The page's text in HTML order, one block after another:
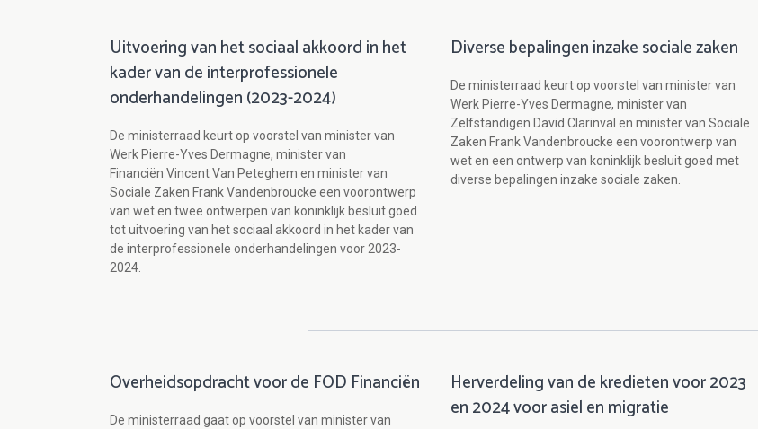
Uitvoering van het sociaal akkoord in het
kader van de interprofessionele
onderhandelingen (2023-2024)
De ministerraad keurt op voorstel van minister van
Werk Pierre-Yves Dermagne, minister van
Financiën Vincent Van Peteghem en minister van
Sociale Zaken Frank Vandenbroucke een voorontwerp
van wet en twee ontwerpen van koninklijk besluit goed
tot uitvoering van het sociaal akkoord in het kader van
de interprofessionele onderhandelingen voor 2023-
2024.
Diverse bepalingen inzake sociale zaken
De ministerraad keurt op voorstel van minister van
Werk Pierre-Yves Dermagne, minister van
Zelfstandigen David Clarinval en minister van Sociale
Zaken Frank Vandenbroucke een voorontwerp van
wet en een ontwerp van koninklijk besluit goed met
diverse bepalingen inzake sociale zaken.
Overheidsopdracht voor de FOD Financiën
De ministerraad gaat op voorstel van minister van
Herverdeling van de kredieten voor 2023
en 2024 voor asiel en migratie